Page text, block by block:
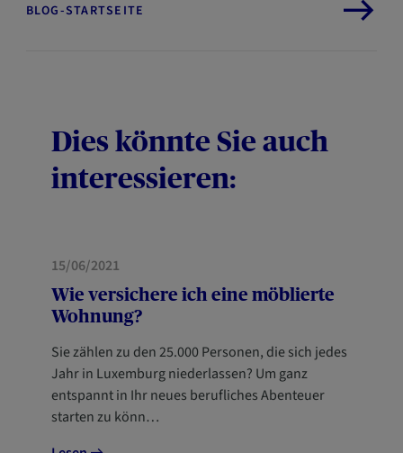
BLOG-STARTSEITE
Dies könnte Sie auch
interessieren:
HAUS
15/06/2021
Wie versichere ich eine möblierte
Wohnung?
Sie zählen zu den 25.000 Personen, die sich jedes
Jahr in Luxemburg niederlassen? Um ganz
entspannt in Ihr neues berufliches Abenteuer
starten zu könn…